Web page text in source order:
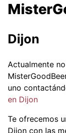
Dijon
Actualmente
uno
en Dijon
Te ofrecemos
Dijon con las